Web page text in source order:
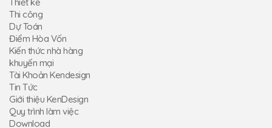
Thi công
Dự Toán
Điểm Hòa Vốn
Kiến thức nhà hàng
khuyến mại
Tài Khoản Kendesign
Tin Tức
Giới thiệu KenDesign
Quy trình làm việc
Download